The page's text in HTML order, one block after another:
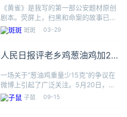
《黄雀》是我写的第一部公安题材原创
剧本。荧屏上，扫黑和命案的故事已有
不少，我想找一个不怎么被人关注的警
种，通过案件里形形色色的人，展示些
弃，以及人生的得与失。不了解反
斑斑 03-29
人民日报评老乡鸡葱油鸡加20
一场关于“葱油鸡重量少15克”的争议在
微博上引起了广泛关注。5月20日，这
一话题更是冲上了热搜榜，成为公众讨
论的焦点。面对这一质疑，老乡鸡迅速
子鼠 09-15